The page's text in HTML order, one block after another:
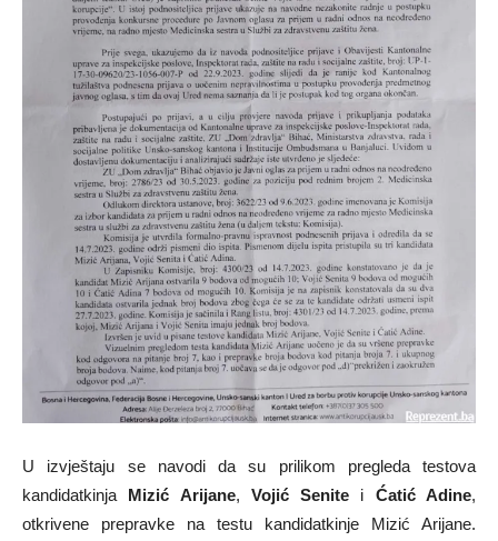
U izvještaju se navodi da su prilikom pregleda testova
kandidatkinja Mizić Arijane, Vojić Senite i Ćatić Adine,
otkrivene prepravke na testu kandidatkinje Mizić Arijane.